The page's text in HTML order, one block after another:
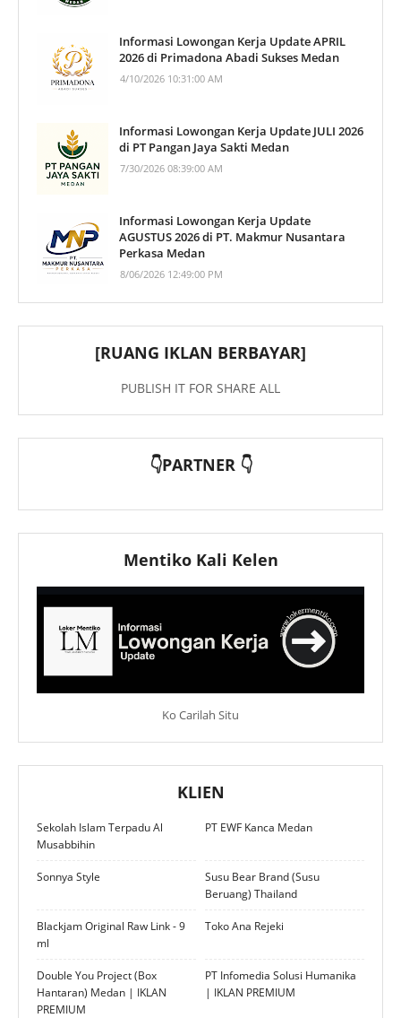
Informasi Lowongan Kerja Update APRIL
2026 di Primadona Abadi Sukses Medan
4/10/2026 10:31:00 AM
Informasi Lowongan Kerja Update JULI 2026
di PT Pangan Jaya Sakti Medan
7/30/2026 08:39:00 AM
Informasi Lowongan Kerja Update
AGUSTUS 2026 di PT. Makmur Nusantara
Perkasa Medan
8/06/2026 12:49:00 PM
[RUANG IKLAN BERBAYAR]
PUBLISH IT FOR SHARE ALL
👇PARTNER 👇
Mentiko Kali Kelen
Ko Carilah Situ
KLIEN
Sekolah Islam Terpadu Al
Musabbihin
PT EWF Kanca Medan
Sonnya Style
Susu Bear Brand (Susu
Beruang) Thailand
Blackjam Original Raw Link - 9
ml
Toko Ana Rejeki
Double You Project (Box
Hantaran) Medan | IKLAN
PREMIUM
PT Infomedia Solusi Humanika
| IKLAN PREMIUM